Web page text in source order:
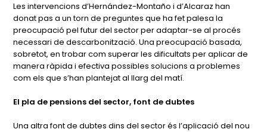
Les intervencions d’Hernández-Montaño i d’Alcaraz han
donat pas a un torn de preguntes que ha fet palesa la
preocupació pel futur del sector per adaptar-se al procés
necessari de descarbonització. Una preocupació basada,
sobretot, en trobar com superar les dificultats per aplicar de
manera ràpida i efectiva possibles solucions a problemes
com els que s’han plantejat al llarg del matí.
El pla de pensions del sector, font de dubtes
Una altra font de dubtes dins del sector és l’aplicació del nou